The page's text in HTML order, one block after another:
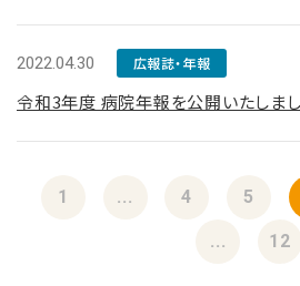
2022.04.30 広報誌・年報
令和3年度 病院年報を公開いたしまし
1 ... 4 5
... 12